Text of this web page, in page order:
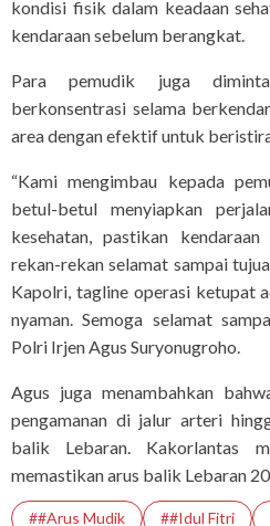
kondisi fisik dalam keadaan
kendaraan sebelum berangkat.
Para pemudik juga
berkonsentrasi selama
area dengan efektif untuk
“Kami mengimbau kepada
betul-betul menyiapkan
kesehatan, pastikan
rekan-rekan selamat sampai
Kapolri, tagline operasi ketupat
nyaman. Semoga selamat
Polri Irjen Agus Suryonugroho.
Agus juga menambahkan
pengamanan di jalur arteri
balik Lebaran. Kakorlantas
memastikan arus balik Lebaran
##Arus Mudik ##Idul Fitri